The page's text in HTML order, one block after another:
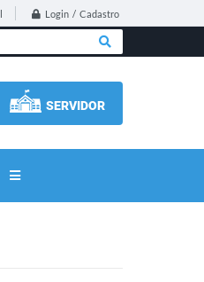
Login / Cadastro
SERVIDOR